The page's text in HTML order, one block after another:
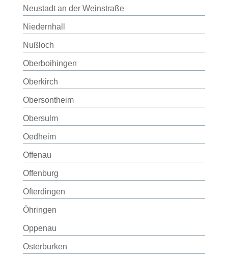
Neustadt an der Weinstraße
Niedernhall
Nußloch
Oberboihingen
Oberkirch
Obersontheim
Obersulm
Oedheim
Offenau
Offenburg
Ofterdingen
Öhringen
Oppenau
Osterburken